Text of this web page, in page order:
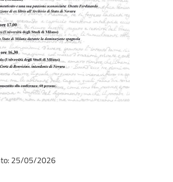
25/05/2026